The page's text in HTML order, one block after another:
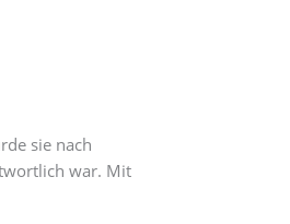
sie nach
war. Mit